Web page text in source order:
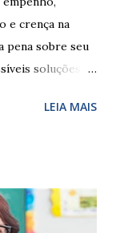
e crença na
pena sobre seu
soluções.
de expressar o
E
LEIA MAIS